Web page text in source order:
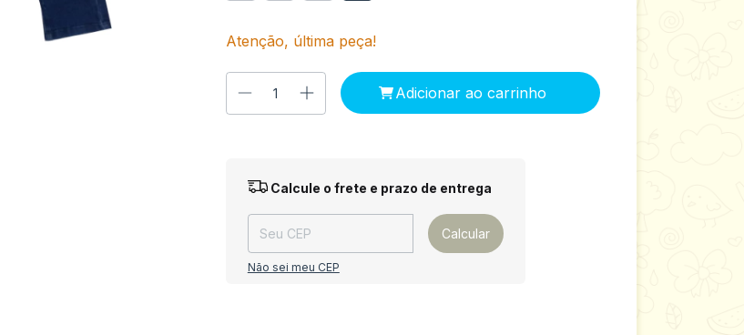
Atenção, última peça!
Entregas para o CEP: Alterar CEP
Calcule o frete e prazo de entrega
Calcular
Não sei meu CEP